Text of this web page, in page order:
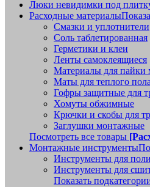
Люки невидимки под
Расходные материалы
Смазки и уплотнители
Соль таблетированная
Герметики и клеи
Ленты самоклеящиеся
Материалы для пайки
Маты для теплого пола
Гофры защитные для
Хомуты обжимные
Крючки и скобы для
Заглушки монтажные
Посмотреть все товары
Монтажные инструменты
Инструменты для
Инструменты для
Показать